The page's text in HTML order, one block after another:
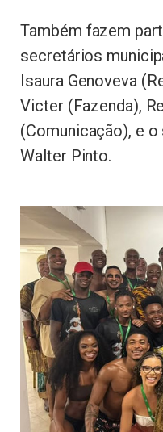
Também fazem
secretários
Isaura Genoveva
Victer (Fazenda),
(Comunicação), e
Walter Pinto.